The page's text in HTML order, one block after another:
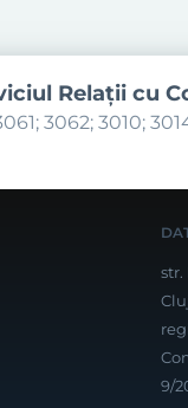
Relaţii cu
3062; 3010;
str.
9/